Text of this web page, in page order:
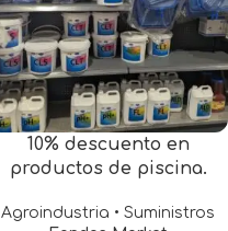
10% descuento en
productos de piscina.
Agroindustria • Suministros